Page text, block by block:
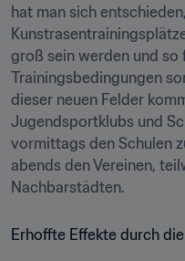
hat man sich
groß sein werden und so
Trainingsbedingungen
dieser neuen Felder
Jugendsportklubs und
vormittags den Schulen
abends den Vereinen,
Nachbarstädten.
Erhoffte Effekte durch